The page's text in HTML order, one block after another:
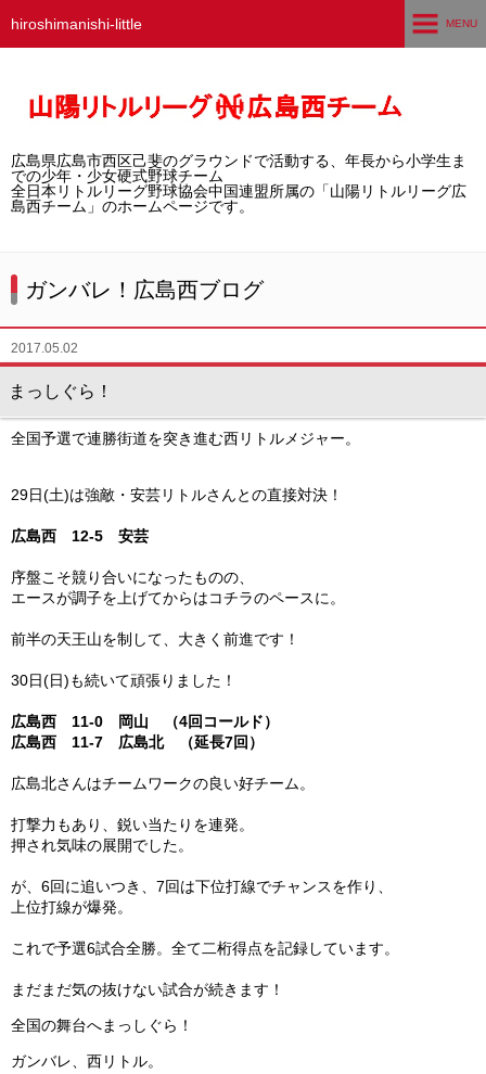
hiroshimanishi-little
広島県広島市西区己斐のグラウンドで活動する、年長から小学生ま
での少年・少女硬式野球チーム
全日本リトルリーグ野球協会中国連盟所属の「山陽リトルリーグ広
島西チーム」のホームページです。
MENU
広島西チームとは
選手募集／体験・見学
試合結果
想い出アルバム
「体験」「見学」お申し込み／その他お問合わせ
質問コーナー Ｑ＆Ａ
リトルリーグについて
ガンバレ！広島西ブログ
2017.05.02
まっしぐら！
全国予選で連勝街道を突き進む西リトルメジャー。
29日(土)は強敵・安芸リトルさんとの直接対決！
広島西 12-5 安芸
序盤こそ競り合いになったものの、
エースが調子を上げてからはコチラのペースに。
前半の天王山を制して、大きく前進です！
30日(日)も続いて頑張りました！
広島西 11-0 岡山 （4回コールド）
広島西 11-7 広島北 （延長7回）
広島北さんはチームワークの良い好チーム。
打撃力もあり、鋭い当たりを連発。
押され気味の展開でした。
が、6回に追いつき、7回は下位打線でチャンスを作り、
上位打線が爆発。
これで予選6試合全勝。全て二桁得点を記録しています。
まだまだ気の抜けない試合が続きます！
全国の舞台へまっしぐら！
ガンバレ、西リトル。